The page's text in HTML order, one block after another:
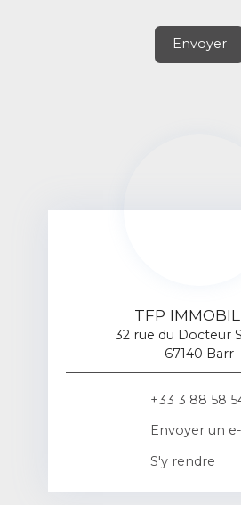
Envoyer
TFP
32 rue du Docteur
67140 Barr
+33 3 88 58
Envoyer un
S'y rendre